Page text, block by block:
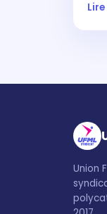
Union